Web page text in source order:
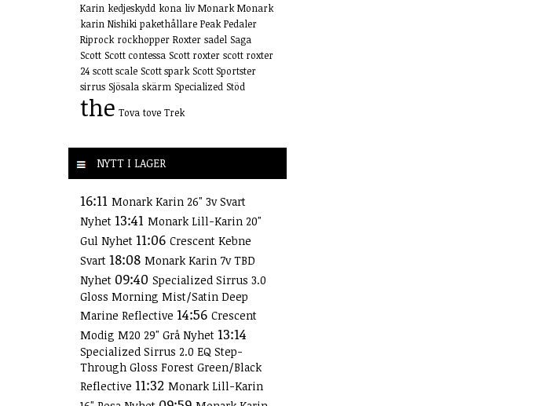
Karin kedjeskydd kona liv Monark Monark
karin Nishiki pakethållare Peak Pedaler
Riprock rockhopper Roxter sadel Saga
Scott Scott contessa Scott roxter scott roxter
24 scott scale Scott spark Scott Sportster
sirrus Sjösala skärm Specialized Stöd
the Tova tove Trek
NYTT I LAGER
16:11 Monark Karin 26" 3v Svart
Nyhet 13:41 Monark Lill-Karin 20"
Gul Nyhet 11:06 Crescent Kebne
Svart 18:08 Monark Karin 7v TBD
Nyhet 09:40 Specialized Sirrus 3.0
Gloss Morning Mist/Satin Deep
Marine Reflective 14:56 Crescent
Modig M20 29" Grå Nyhet 13:14
Specialized Sirrus 2.0 EQ Step-
Through Gloss Forest Green/Black
Reflective 11:32 Monark Lill-Karin